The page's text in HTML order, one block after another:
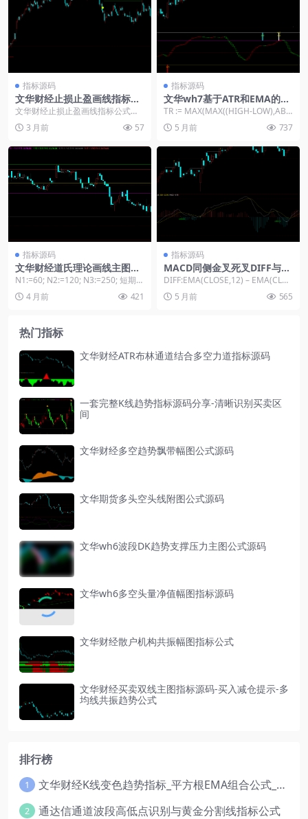
指标源码
文华财经止损止盈画线指标公
式源码
文华财经止损止盈画线指标公式源
码： 计算波幅:=MAX(MAX((HIGH-
LO...3 月前 57
指标源码
文华wh7基于ATR和EMA的交
易信号-多空标记精准预警公式
TR := MAX(MAX((HIGH-LOW),ABS
(REF(CLOSE,1...
5 月前 737
指标源码
文华财经道氏理论画线主图指
标源码
N1:=60; N2:=120; N3:=250; 短期低
点:=LLV(L,N1...
4 月前 421
指标源码
MACD同侧金叉死叉DIFF与D
EA参数设置教学
DIFF:EMA(CLOSE,12) – EMA(CLOS
E,26)...
5 月前 565
热门指标
文华财经ATR布林通道结合多空力道指标源码
一套完整K线趋势指标源码分享-清晰识别买卖区
间
文华财经多空趋势飘带幅图公式源码
文华期货多头空头线附图公式源码
文华wh6波段DK趋势支撑压力主图公式源码
文华wh6多空头量净值幅图指标源码
文华财经散户机构共振幅图指标公式
文华财经买卖双线主图指标源码-买入减仓提示-多
均线共振趋势公式
排行榜
1 文华财经K线变色趋势指标_平方根EMA组合公式_红绿波段操盘指标源码
2 通达信通道波段高低点识别与黄金分割线指标公式